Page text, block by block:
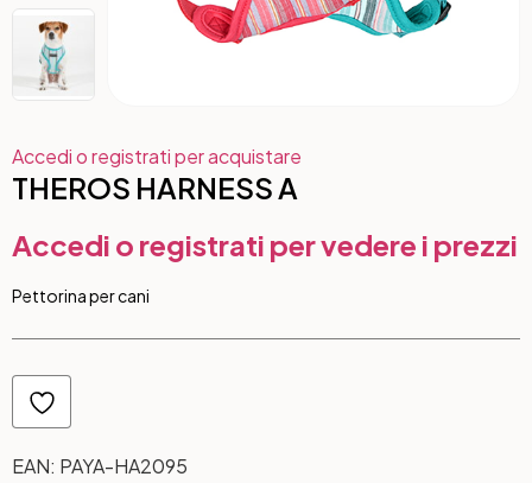
Accedi o registrati per acquistare
THEROS HARNESS A
Accedi o registrati per vedere i prezzi
Pettorina per cani
EAN: PAYA-HA2095